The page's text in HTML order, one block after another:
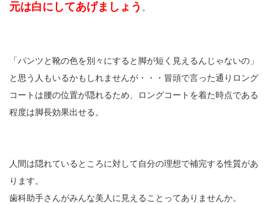
元は白にしてあげましょう 。
「パンツと靴の色を別々にすると脚が短く見えるんじゃないの」
と思う人もいるかもしれませんが・・・冒頭で言った通りロング
コートは腰の位置が隠れるため、ロングコートを着た時点である
程度は脚長効果出せる。
人間は隠れているところに対して自分の理想で補完する性質があ
ります。
歯科助手さんがみんな美人に見えることってありませんか。